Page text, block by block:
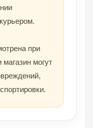
при
могут